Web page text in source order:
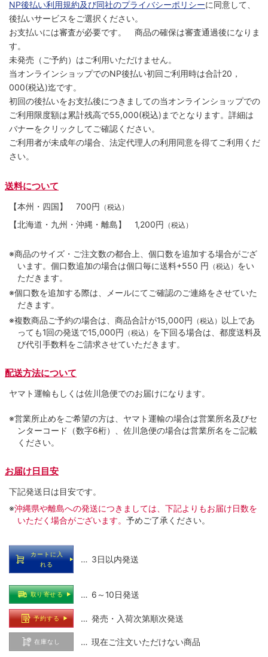
NP後払い利用規約及び同社のプライバシーポリシーに同意して、
後払いサービスをご選択ください。
お支払いには審査が必要です。 商品の確保は審査通過後になりま
す。
未発売（ご予約）はご利用いただけません。
当オンラインショップでのNP後払い初回ご利用時は合計20，
000(税込)迄です。
初回の後払いをお支払後につきましての当オンラインショップでの
ご利用限度額は累計残高で55,000(税込)までとなります。詳細は
バナーをクリックしてご確認ください。
ご利用者が未成年の場合、法定代理人の利用同意を得てご利用くだ
さい。
送料について
【本州・四国】 700円 （税込）
【北海道・九州・沖縄・離島】 1,200円 （税込）
※商品のサイズ・ご注文数の都合上、個口数を追加する場合がござ
います。個口数追加の場合は個口毎に送料+550 円 （税込） をい
ただきます。
※個口数を追加する際は、メールにてご確認のご連絡をさせていた
だきます。
※複数商品ご予約の場合は、商品合計が15,000円 （税込） 以上であ
っても1回の発送で15,000円 （税込） を下回る場合は、都度送料及
び代引手数料をご請求させていただきます。
配送方法について
ヤマト運輸もしくは佐川急便でのお届けになります。
※営業所止めをご希望の方は、ヤマト運輸の場合は営業所名及びセ
ンターコード（数字6桁）、佐川急便の場合は営業所名をご記載
ください。
お届け日目安
下記発送日は目安です。
※沖縄県や離島への発送につきましては、下記よりもお届け日数を
いただく場合がございます。 予めご了承ください。
カートに入
れる
… 3日以内発送
取り寄せる … 6～10日発送
予約する … 発売・入荷次第順次発送
在庫なし … 現在ご注文いただけない商品